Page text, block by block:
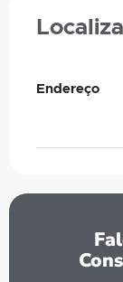
Endereço